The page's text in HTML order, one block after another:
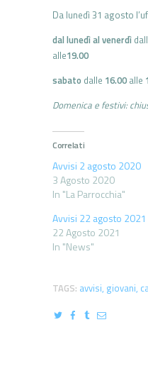
Da lunedì 31 agosto
dal lunedì al venerdì
alle19.00
sabato dalle 16.00 alle
Domenica e festivi:
Correlati
Avvisi 2 agosto 2020
3 Agosto 2020
In "La Parrocchia"
Avvisi 22 agosto 2021
22 Agosto 2021
In "News"
TAGS: avvisi, giovani,